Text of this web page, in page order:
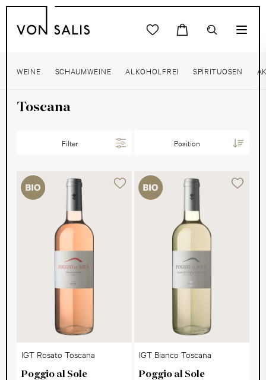
WEINE SCHAUMWEINE ALKOHOLFREI SPIRITUOSEN
Toscana
Filter
IGT Rosato Toscana
Poggio al Sole
IGT Bianco Toscana
Poggio al Sole